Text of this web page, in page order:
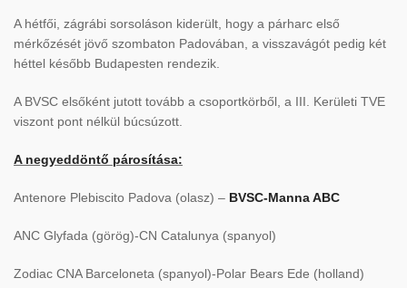
A hétfői, zágrábi sorsoláson kiderült, hogy a párharc első
mérkőzését jövő szombaton Padovában, a visszavágót pedig két
héttel később Budapesten rendezik.
A BVSC elsőként jutott tovább a csoportkörből, a III. Kerületi TVE
viszont pont nélkül búcsúzott.
A negyeddöntő párosítása:
Antenore Plebiscito Padova (olasz) – BVSC-Manna ABC
ANC Glyfada (görög)-CN Catalunya (spanyol)
Zodiac CNA Barceloneta (spanyol)-Polar Bears Ede (holland)